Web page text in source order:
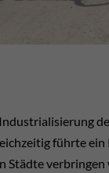
führte
Städte